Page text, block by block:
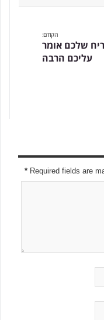
הקודם:
שלכם אומר
עליכם הרבה
*